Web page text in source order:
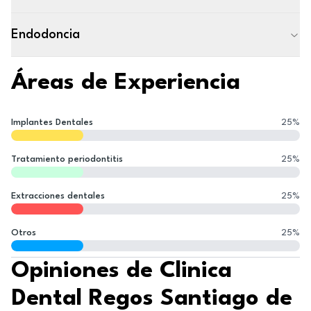
Endodoncia
Áreas de Experiencia
Implantes Dentales 25%
Tratamiento periodontitis 25%
Extracciones dentales 25%
Otros 25%
Opiniones de Clinica
Dental Regos Santiago de